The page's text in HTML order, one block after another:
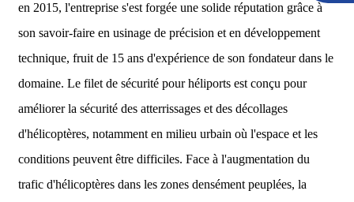
en 2015, l'entreprise s'est forgée une solide réputation grâce à
son savoir-faire en usinage de précision et en développement
technique, fruit de 15 ans d'expérience de son fondateur dans le
domaine. Le filet de sécurité pour héliports est conçu pour
améliorer la sécurité des atterrissages et des décollages
d'hélicoptères, notamment en milieu urbain où l'espace et les
conditions peuvent être difficiles. Face à l'augmentation du
trafic d'hélicoptères dans les zones densément peuplées, la